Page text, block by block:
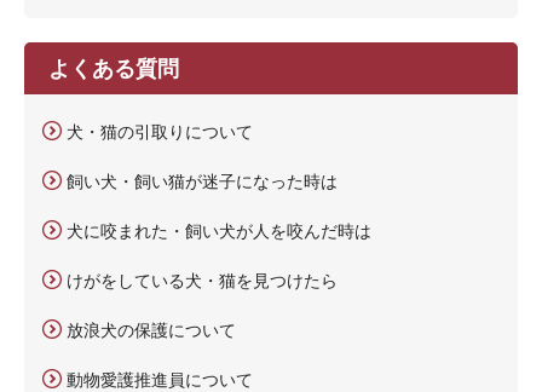
よくある質問
犬・猫の引取りについて
飼い犬・飼い猫が迷子になった時は
犬に咬まれた・飼い犬が人を咬んだ時は
けがをしている犬・猫を見つけたら
放浪犬の保護について
動物愛護推進員について